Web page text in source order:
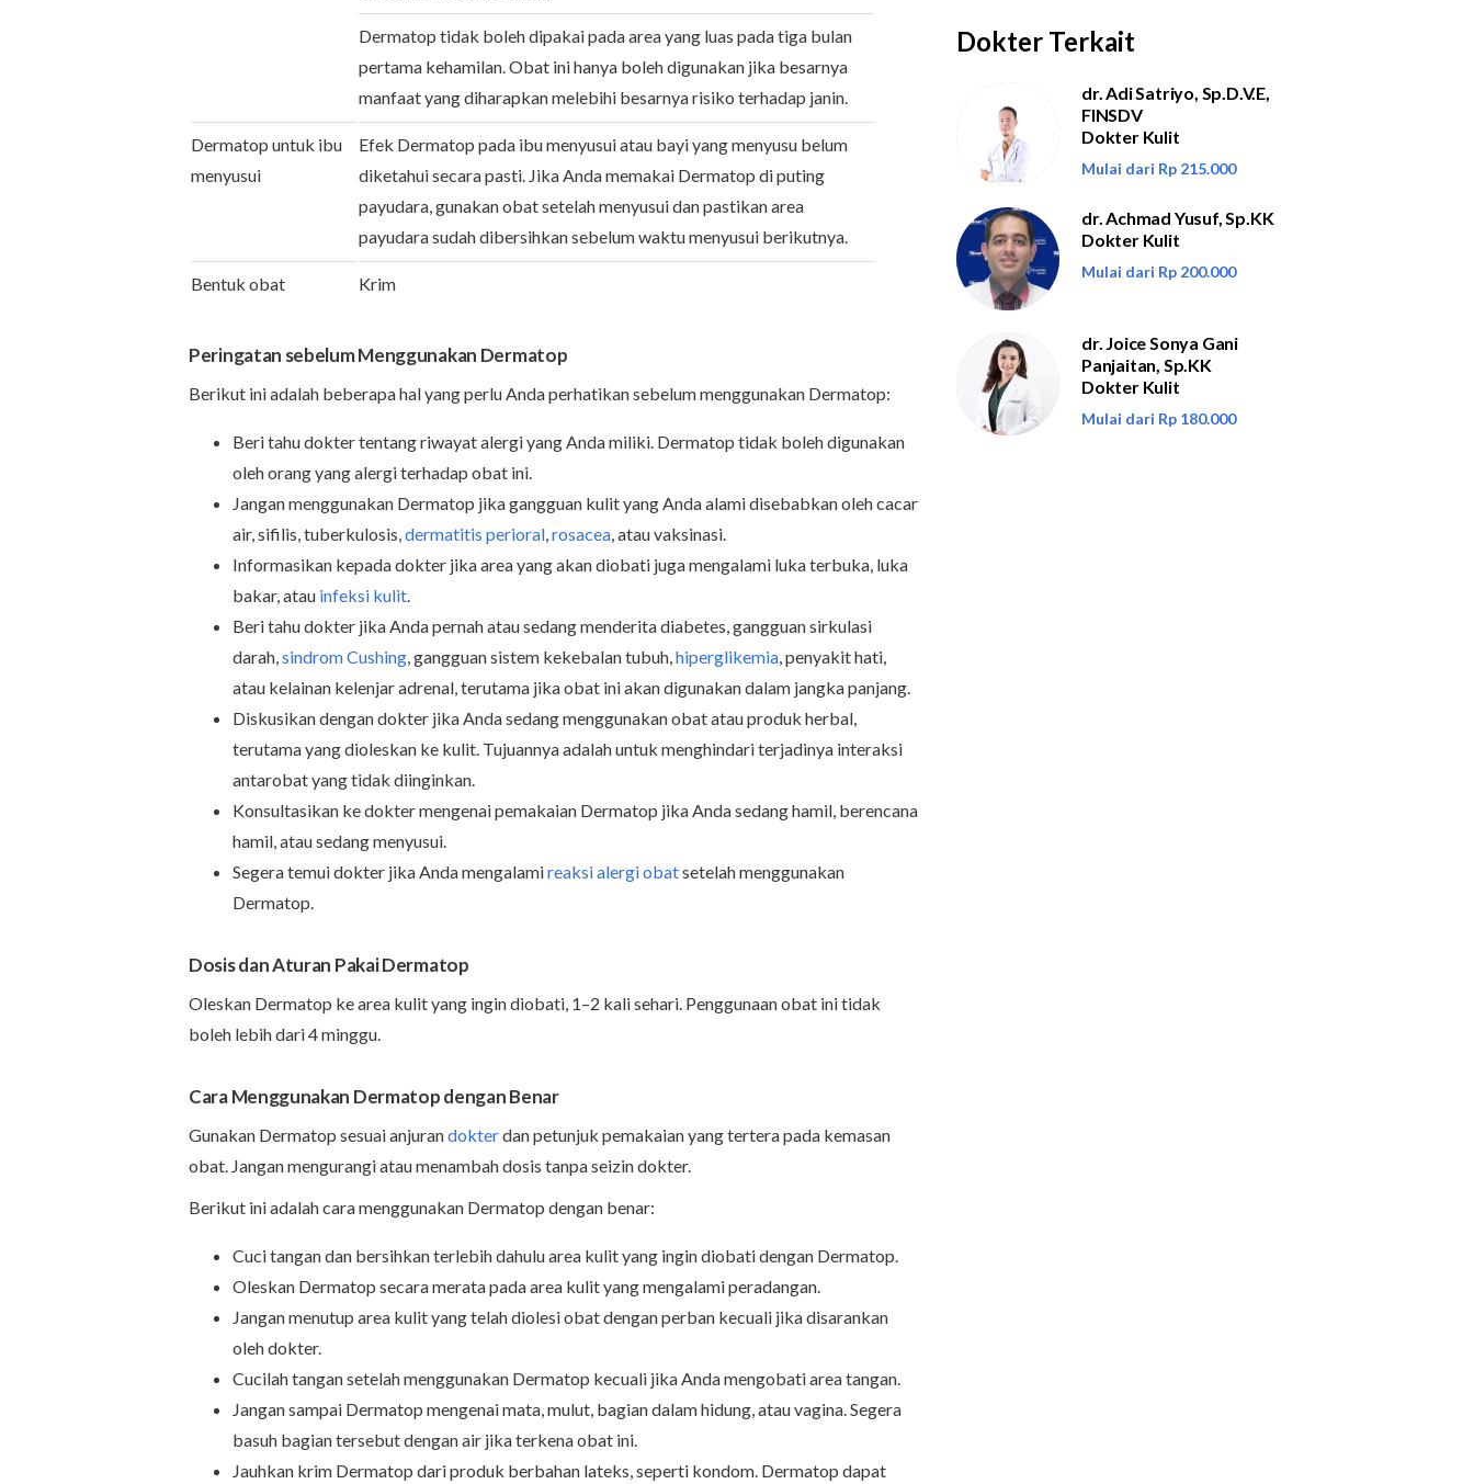
Dermatop tidak boleh dipakai pada area yang luas pada tiga bulan
pertama kehamilan. Obat ini hanya boleh digunakan jika besarnya
manfaat yang diharapkan melebihi besarnya risiko terhadap janin.
Dermatop untuk ibu
menyusui
Efek Dermatop pada ibu menyusui atau bayi yang menyusu belum
diketahui secara pasti. Jika Anda memakai Dermatop di puting
payudara, gunakan obat setelah menyusui dan pastikan area
payudara sudah dibersihkan sebelum waktu menyusui berikutnya.
Bentuk obat Krim
Peringatan sebelum Menggunakan Dermatop
Berikut ini adalah beberapa hal yang perlu Anda perhatikan sebelum menggunakan Dermatop:
Beri tahu dokter tentang riwayat alergi yang Anda miliki. Dermatop tidak boleh digunakan
oleh orang yang alergi terhadap obat ini.
Jangan menggunakan Dermatop jika gangguan kulit yang Anda alami disebabkan oleh cacar
air, sifilis, tuberkulosis,dermatitis perioral,rosacea, atau vaksinasi.
Informasikan kepada dokter jika area yang akan diobati juga mengalami luka terbuka, luka
bakar, atau infeksi kulit.
Beri tahu dokter jika Anda pernah atau sedang menderita diabetes, gangguan sirkulasi
darah,sindrom Cushing, gangguan sistem kekebalan tubuh,hiperglikemia, penyakit hati,
atau kelainan kelenjar adrenal, terutama jika obat ini akan digunakan dalam jangka panjang.
Diskusikan dengan dokter jika Anda sedang menggunakan obat atau produk herbal,
terutama yang dioleskan ke kulit. Tujuannya adalah untuk menghindari terjadinya interaksi
antarobat yang tidak diinginkan.
Konsultasikan ke dokter mengenai pemakaian Dermatop jika Anda sedang hamil, berencana
hamil, atau sedang menyusui.
Segera temui dokter jika Anda mengalamireaksi alergi obatsetelah menggunakan
Dermatop.
Dosis dan Aturan Pakai Dermatop
Oleskan Dermatop ke area kulit yang ingin diobati, 1–2 kali sehari. Penggunaan obat ini tidak
boleh lebih dari 4 minggu.
Cara Menggunakan Dermatop dengan Benar
Gunakan Dermatop sesuai anjurandokterdan petunjuk pemakaian yang tertera pada kemasan
obat. Jangan mengurangi atau menambah dosis tanpa seizin dokter.
Berikut ini adalah cara menggunakan Dermatop dengan benar:
Cuci tangan dan bersihkan terlebih dahulu area kulit yang ingin diobati dengan Dermatop.
Oleskan Dermatop secara merata pada area kulit yang mengalami peradangan.
Jangan menutup area kulit yang telah diolesi obat dengan perban kecuali jika disarankan
oleh dokter.
Cucilah tangan setelah menggunakan Dermatop kecuali jika Anda mengobati area tangan.
Jangan sampai Dermatop mengenai mata, mulut, bagian dalam hidung, atau vagina. Segera
basuh bagian tersebut dengan air jika terkena obat ini.
Jauhkan krim Dermatop dari produk berbahan lateks, seperti kondom. Dermatop dapat
Dokter Terkait